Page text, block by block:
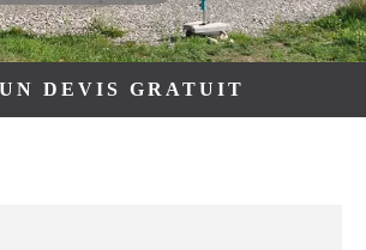
DEVIS GRATUIT